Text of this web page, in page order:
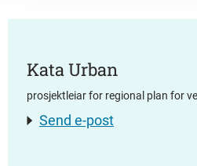
Kata Urban
prosjektleiar for regional plan for
Send e-post